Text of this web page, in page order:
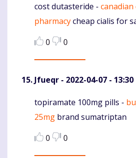
Komentaras
cost dutasteride -
pharmacycheap cialis for
0
0
Jfueqr - 2022-04-07 - 13:30
Komentaras
topiramate 100mg pills -
25mg brand sumatriptan
0
0